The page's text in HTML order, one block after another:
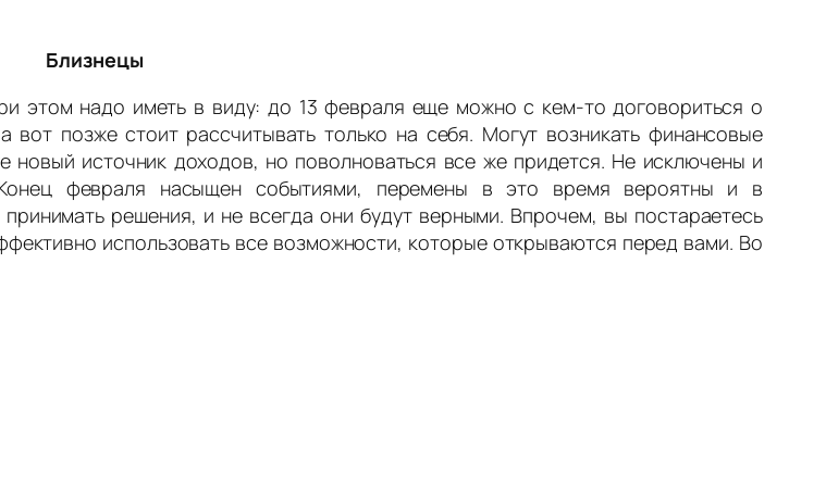
Близнецы
этом надо иметь в виду: до 13 февраля еще можно с кем-то договориться о
позже стоит рассчитывать только на себя. Могут возникать финансовые
источник доходов, но поволноваться все же придется. Не исключены и
февраля насыщен событиями, перемены в это время вероятны и в
решения, и не всегда они будут верными. Впрочем, вы постараетесь
использовать все возможности, которые открываются перед вами. Во